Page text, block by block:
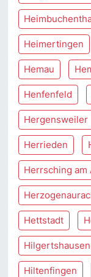
Heimertingen
Hemau
Henfenfeld
Hergensweiler
Herrieden
Herrsching am
Hettstadt
Hiltenfingen